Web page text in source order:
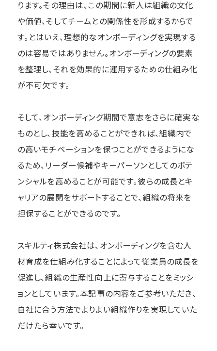
ります。その理由は、この期間に新人は組織の文化
や価値、そしてチームとの関係性を形成するからで
す。とはいえ、理想的なオンボーディングを実現する
のは容易ではありません。オンボーディングの要素
を整理し、それを効果的に運用するための仕組み化
が不可欠です。
そして、オンボーディング期間で意志をさらに確実な
ものとし、技能を高めることができれば、組織内で
の高いモチベーションを保つことができるようにな
るため、リーダー候補やキーパーソンとしてのポテ
ンシャルを高めることが可能です。彼らの成長とキ
ャリアの展開をサポートすることで、組織の将来を
担保することができるのです。
スキルティ株式会社は、オンボーディングを含む人
材育成を仕組み化することによって従業員の成長を
促進し、組織の生産性向上に寄与することをミッシ
ョンとしています。本記事の内容をご参考いただき、
自社に合う方法でよりよい組織作りを実現していた
だけたら幸いです。